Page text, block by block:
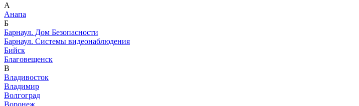
А
Анапа
Б
Барнаул. Дом Безопасности
Барнаул. Системы видеонаблюдения
Бийск
Благовещенск
В
Владивосток
Владимир
Волгоград
Воронеж